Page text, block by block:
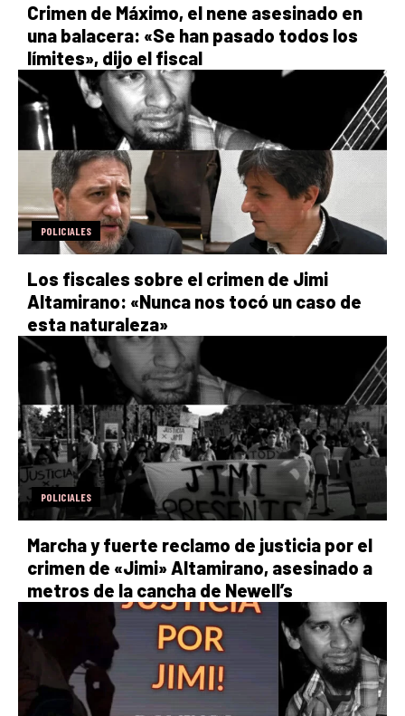
Crimen de Máximo, el nene asesinado en
una balacera: «Se han pasado todos los
límites», dijo el fiscal
POLICIALES
Los fiscales sobre el crimen de Jimi
Altamirano: «Nunca nos tocó un caso de
esta naturaleza»
POLICIALES
Marcha y fuerte reclamo de justicia por el
crimen de «Jimi» Altamirano, asesinado a
metros de la cancha de Newell’s